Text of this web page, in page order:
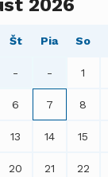
2026
Št Pia So
- - 1
6 7 8
13 14 15
20 21 22